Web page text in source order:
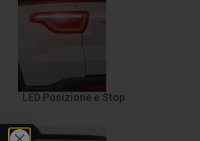
LED Posizione e Stop